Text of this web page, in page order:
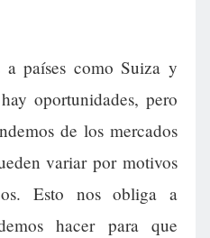
países como Suiza y
oportunidades, pero
de los mercados
variar por motivos
Esto nos obliga a
hacer para que